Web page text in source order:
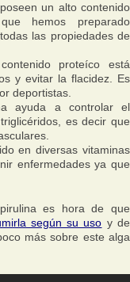
un alto contenido
hemos preparado
las propiedades de
proteíco está
y evitar la flacidez. Es
deportistas.
ayuda a controlar el
es decir que
en diversas vitaminas
enfermedades ya que
es hora de que
según su uso y de
más sobre este alga